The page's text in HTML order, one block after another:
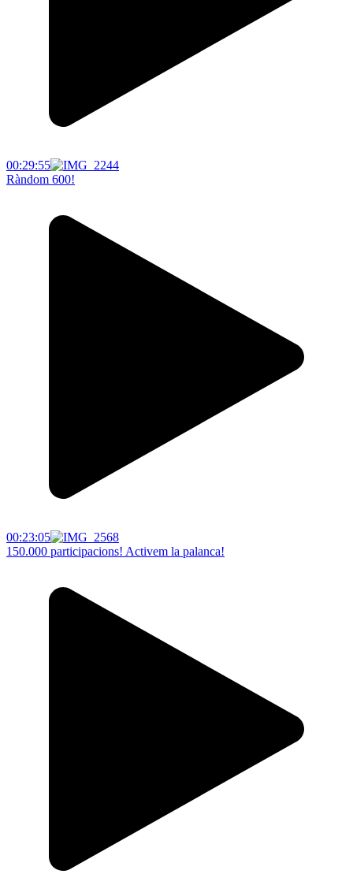
00:29:55
Ràndom 600!
00:23:05
150.000 participacions! Activem la palanca!